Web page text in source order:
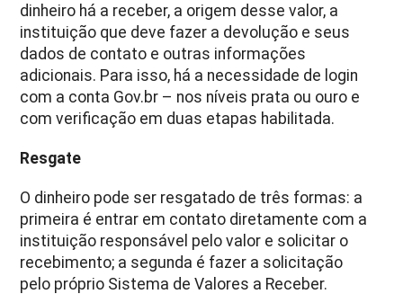
dinheiro há a receber, a origem desse valor, a
instituição que deve fazer a devolução e seus
dados de contato e outras informações
adicionais. Para isso, há a necessidade de login
com a conta Gov.br – nos níveis prata ou ouro e
com verificação em duas etapas habilitada.
Resgate
O dinheiro pode ser resgatado de três formas: a
primeira é entrar em contato diretamente com a
instituição responsável pelo valor e solicitar o
recebimento; a segunda é fazer a solicitação
pelo próprio Sistema de Valores a Receber.